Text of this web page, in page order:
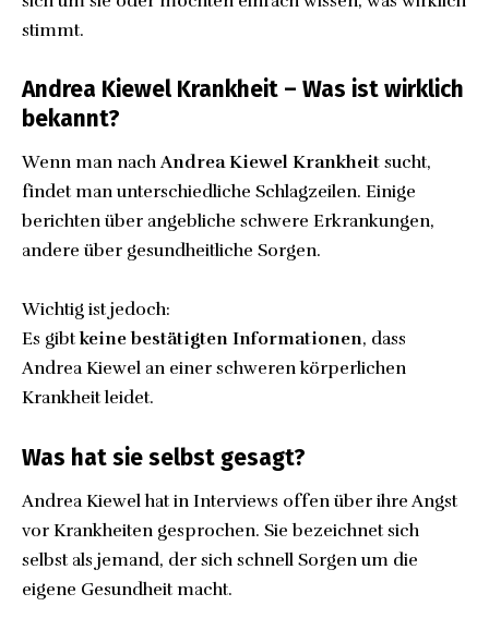
stimmt.
Andrea Kiewel Krankheit – Was ist wirklich
bekannt?
Wenn man nach Andrea Kiewel Krankheit sucht,
findet man unterschiedliche Schlagzeilen. Einige
berichten über angebliche schwere Erkrankungen,
andere über gesundheitliche Sorgen.
Wichtig ist jedoch:
Es gibtkeine bestätigten Informationen, dass
Andrea Kiewel an einer schweren körperlichen
Krankheit leidet.
Was hat sie selbst gesagt?
Andrea Kiewel hat in Interviews offen über ihre Angst
vor Krankheiten gesprochen. Sie bezeichnet sich
selbst als jemand, der sich schnell Sorgen um die
eigene Gesundheit macht.